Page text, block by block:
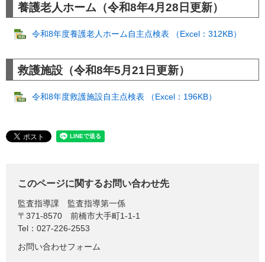
養護老人ホーム（令和8年4月28日更新）
令和8年度養護老人ホーム自主点検表 （Excel：312KB）
救護施設（令和8年5月21日更新）
令和8年度救護施設自主点検表 （Excel：196KB）
このページに関するお問い合わせ先
監査指導課
監査指導第一係
〒371-8570
前橋市大手町1-1-1
Tel：027-226-2553
お問い合わせフォーム